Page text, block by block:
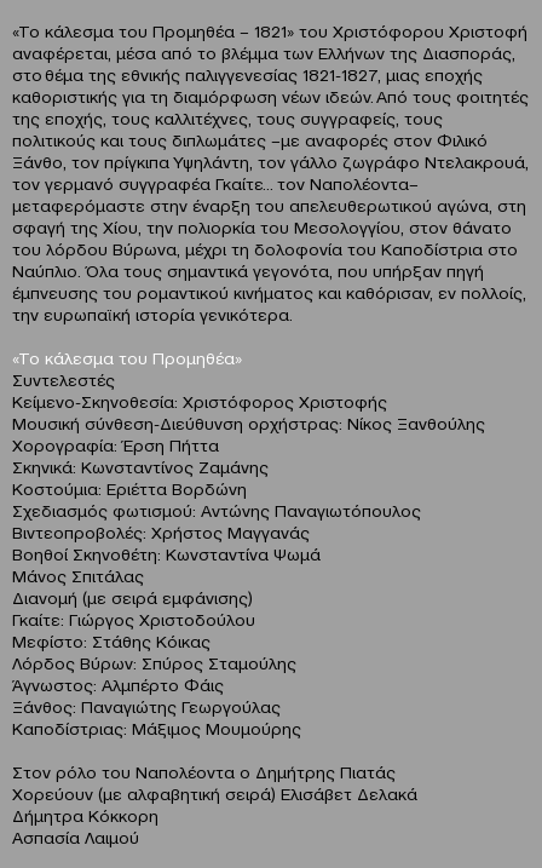
«Το κάλεσμα του Προμηθέα – 1821» του Χριστόφορου Χριστοφή
αναφέρεται, μέσα από το βλέμμα των Ελλήνων της Διασποράς,
στο θέμα της εθνικής παλιγγενεσίας 1821-1827, μιας εποχής
καθοριστικής για τη διαμόρφωση νέων ιδεών. Από τους φοιτητές
της εποχής, τους καλλιτέχνες, τους συγγραφείς, τους
πολιτικούς και τους διπλωμάτες –με αναφορές στον Φιλικό
Ξάνθο, τον πρίγκιπα Υψηλάντη, τον γάλλο ζωγράφο Ντελακρουά,
τον γερμανό συγγραφέα Γκαίτε… τον Ναπολέοντα–
μεταφερόμαστε στην έναρξη του απελευθερωτικού αγώνα, στη
σφαγή της Χίου, την πολιορκία του Μεσολογγίου, στον θάνατο
του λόρδου Βύρωνα, μέχρι τη δολοφονία του Καποδίστρια στο
Ναύπλιο. Όλα τους σημαντικά γεγονότα, που υπήρξαν πηγή
έμπνευσης του ρομαντικού κινήματος και καθόρισαν, εν πολλοίς,
την ευρωπαϊκή ιστορία γενικότερα.
«Το κάλεσμα του Προμηθέα»
Συντελεστές
Κείμενο-Σκηνοθεσία: Χριστόφορος Χριστοφής
Μουσική σύνθεση-Διεύθυνση ορχήστρας: Νίκος Ξανθούλης
Χορογραφία: Έρση Πήττα
Σκηνικά: Κωνσταντίνος Ζαμάνης
Κοστούμια: Εριέττα Βορδώνη
Σχεδιασμός φωτισμού: Αντώνης Παναγιωτόπουλος
Βιντεοπροβολές: Χρήστος Μαγγανάς
Βοηθοί Σκηνοθέτη: Κωνσταντίνα Ψωμά
Μάνος Σπιτάλας
Διανομή (με σειρά εμφάνισης)
Γκαίτε: Γιώργος Χριστοδούλου
Μεφίστο: Στάθης Κόικας
Λόρδος Βύρων: Σπύρος Σταμούλης
Άγνωστος: Αλμπέρτο Φάις
Ξάνθος: Παναγιώτης Γεωργούλας
Καποδίστριας: Μάξιμος Μουμούρης
Στον ρόλο του Ναπολέοντα ο Δημήτρης Πιατάς
Χορεύουν (με αλφαβητική σειρά) Ελισάβετ Δελακά
Δήμητρα Κόκκορη
Ασπασία Λαιμού